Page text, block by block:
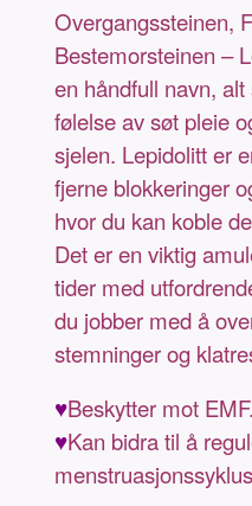
Overgangssteinen,
Bestemorsteinen –
en håndfull navn,
følelse av søt pleie
sjelen. Lepidolitt er
fjerne blokkeringer
hvor du kan koble
Det er en viktig
tider med
du jobber med å
stemninger og
♥Beskytter mot EMF.
♥Kan bidra til å